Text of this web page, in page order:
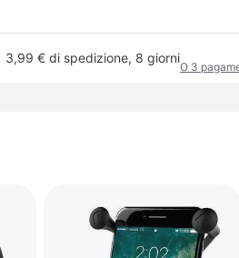
3,99 € di spedizione, 8 giorni
O 3